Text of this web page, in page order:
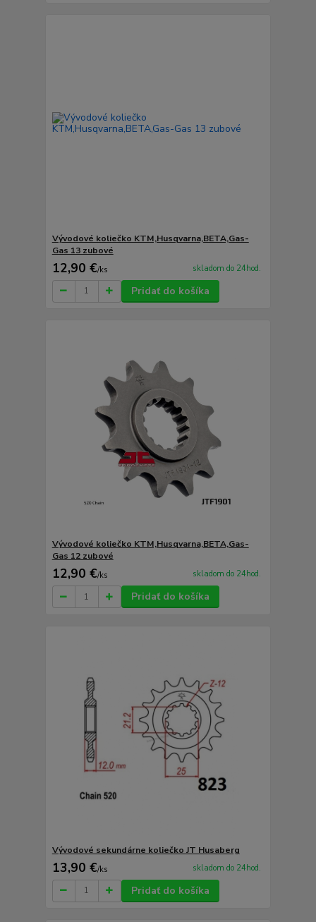
Vývodové koliečko KTM,Husqvarna,BETA,Gas-
Gas 13 zubové
12,90 €/ks skladom do 24hod.
Pridať do košíka
Vývodové koliečko KTM,Husqvarna,BETA,Gas-
Gas 12 zubové
12,90 €/ks skladom do 24hod.
Pridať do košíka
Vývodové sekundárne koliečko JT Husaberg
13,90 €/ks skladom do 24hod.
Pridať do košíka